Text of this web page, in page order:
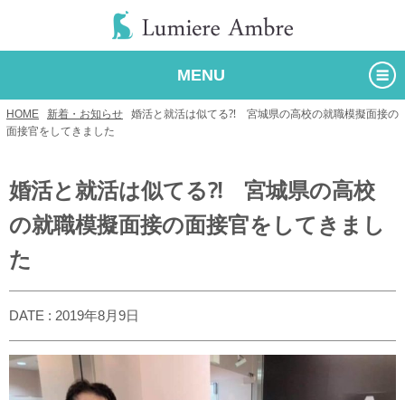
MENU
HOME 新着・お知らせ
婚活と就活は似てる⁈ 宮城県の高校の就職模擬面接の
面接官をしてきました
婚活と就活は似てる⁈ 宮城県の高校
の就職模擬面接の面接官をしてきまし
た
DATE : 2019年8月9日